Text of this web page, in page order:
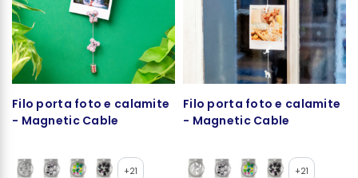
Filo porta foto e calamite
- Magnetic Cable
+21
Filo porta foto e calamite
- Magnetic Cable
+21